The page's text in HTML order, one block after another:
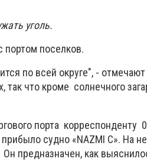
уголь.
портом поселков.
по всей округе", -
что кроме солнечного
порта корреспонденту
судно «NAZMI C». На
предназначен, как